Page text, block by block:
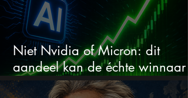
Niet Nvidia of Micron: dit
aandeel kan de échte winnaar
van de AI-race worden